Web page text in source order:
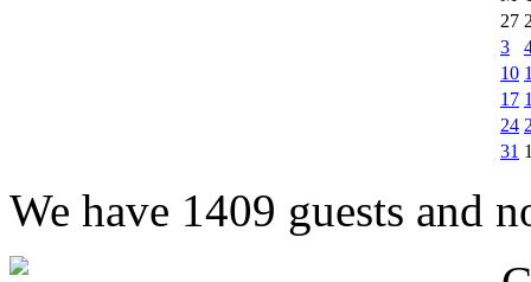
27
3
10
17
24
31
We have 1409 guests and